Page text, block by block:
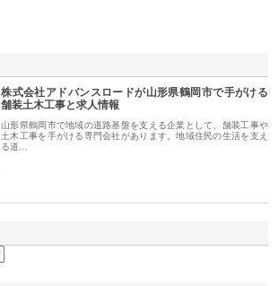
株式会社アドバンスロードが山形県鶴岡市で手がける
舗装土木工事と求人情報
山形県鶴岡市で地域の道路基盤を支える企業として、舗装工事や
土木工事を手がける専門会社があります。地域住民の生活を支え
る道…